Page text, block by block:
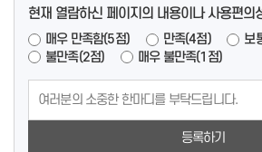
현재 열람하신 페이지의 내용이나 사용편의
매우 만족함(5점) 만족(4점)
보
불만족(2점)
매우 불만족(1점)
등록하기